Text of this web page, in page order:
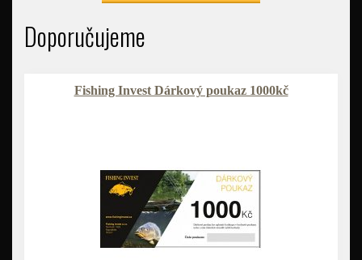
Doporučujeme
Fishing Invest Dárkový poukaz 1000kč